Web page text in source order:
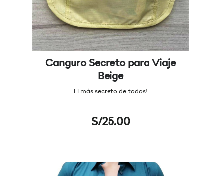
Canguro Secreto para Viaje
Beige
El más secreto de todos!
S/25.00